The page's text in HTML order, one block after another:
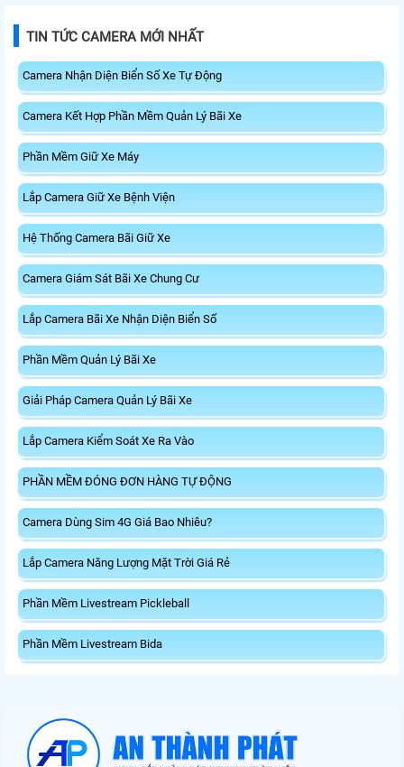
TIN TỨC CAMERA MỚI NHẤT
Camera Nhận Diện Biển Số Xe Tự Động
Camera Kết Hợp Phần Mềm Quản Lý Bãi Xe
Phần Mềm Giữ Xe Máy
Lắp Camera Giữ Xe Bệnh Viện
Hệ Thống Camera Bãi Giữ Xe
Camera Giám Sát Bãi Xe Chung Cư
Lắp Camera Bãi Xe Nhận Diện Biển Số
Phần Mềm Quản Lý Bãi Xe
Giải Pháp Camera Quản Lý Bãi Xe
Lắp Camera Kiểm Soát Xe Ra Vào
PHẦN MỀM ĐÓNG ĐƠN HÀNG TỰ ĐỘNG
Camera Dùng Sim 4G Giá Bao Nhiêu?
Lắp Camera Năng Lượng Mặt Trời Giá Rẻ
Phần Mềm Livestream Pickleball
Phần Mềm Livestream Bida